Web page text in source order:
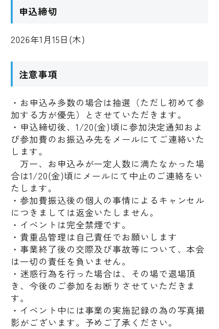
申込締切
2026年1月15日(木)
注意事項
・お申込み多数の場合は抽選（ただし初めて参
加する方が優先）とさせていただきます。
・申込締切後、1/20(金)頃に参加決定通知およ
び参加費のお振込み先をメールにてご連絡いた
します。
万一、お申込みが一定人数に満たなかった場
合は1/20(金)頃にメールにて中止のご連絡をい
たします。
・参加費振込後の個人の事情によるキャンセル
につきましては返金いたしません。
・イベントは完全禁煙です。
・貴重品管理は自己責任でお願いします
・事業終了後の交際及び事故等について、本会
は一切の責任を負いません。
・迷惑行為を行った場合は、その場で退場頂
き、今後のご参加をお断りさせていただきま
す。
・イベント中には事業の実施記録の為の写真撮
影がございます。予めご了承ください。